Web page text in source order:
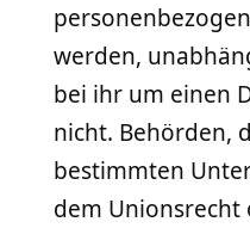
werden,
bei ihr um einen
nicht. Behörden,
bestimmten
dem Unionsrecht